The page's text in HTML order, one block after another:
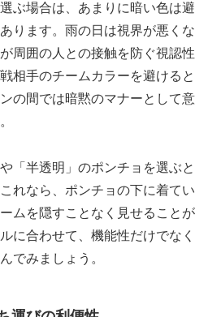
ぶ場合は、あまりに暗い色は避
ります。雨の日は視界が悪くな
周囲の人との接触を防ぐ視認性
相手のチームカラーを避けると
の間では暗黙のマナーとして意
「半透明」のポンチョを選ぶと
れなら、ポンチョの下に着てい
ムを隠すことなく見せることが
に合わせて、機能性だけでなく
でみましょう。